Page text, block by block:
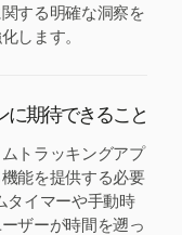
する明確な洞察を
します。
に期待できること
トラッキングアプ
能を提供する必要
タイマーや手動時
ザーが時間を遡っ